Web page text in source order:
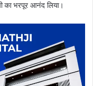
का भरपूर आनंद लिया।